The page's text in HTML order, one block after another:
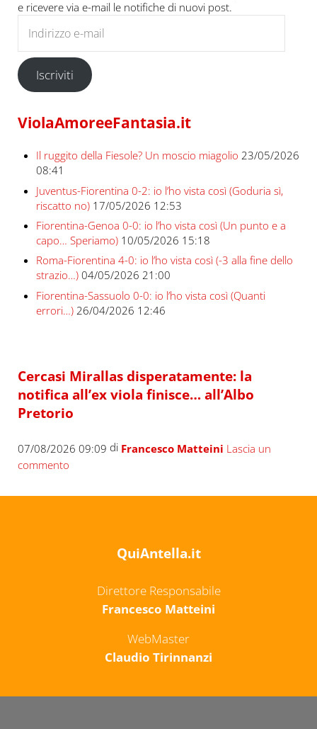
e ricevere via e-mail le notifiche di nuovi post.
Iscriviti
ViolaAmoreeFantasia.it
Il ruggito della Fiesole? Un moscio miagolio 23/05/2026
08:41
Juventus-Fiorentina 0-2: io l’ho vista così (Goduria sì,
riscatto no) 17/05/2026 12:53
Fiorentina-Genoa 0-0: io l’ho vista così (Un punto e a
capo… Speriamo) 10/05/2026 15:18
Roma-Fiorentina 4-0: io l’ho vista così (-3 alla fine dello
strazio…) 04/05/2026 21:00
Fiorentina-Sassuolo 0-0: io l’ho vista così (Quanti
errori…) 26/04/2026 12:46
Cercasi Mirallas disperatamente: la
notifica all’ex viola finisce… all’Albo
Pretorio
07/08/2026 09:09 di Francesco Matteini Lascia un
commento
QuiAntella.it
Direttore Responsabile
Francesco Matteini
WebMaster
Claudio Tirinnanzi